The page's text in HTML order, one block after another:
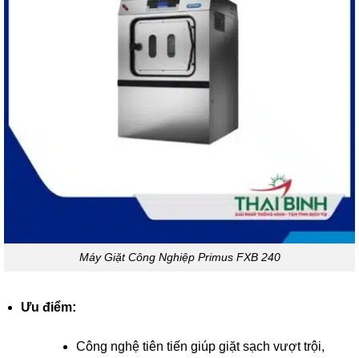
Máy Giặt Công Nghiệp Primus FXB 240
Ưu điểm:
Công nghệ tiên tiến giúp giặt sạch vượt trội,